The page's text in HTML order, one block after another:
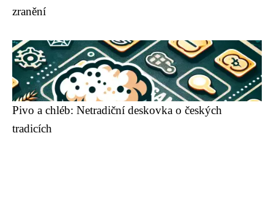
zranění
Pivo a chléb: Netradiční deskovka o českých
tradicích